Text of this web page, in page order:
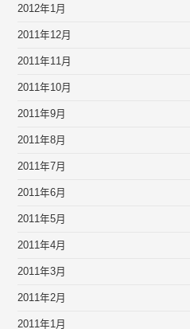
2012年1月
2011年12月
2011年11月
2011年10月
2011年9月
2011年8月
2011年7月
2011年6月
2011年5月
2011年4月
2011年3月
2011年2月
2011年1月